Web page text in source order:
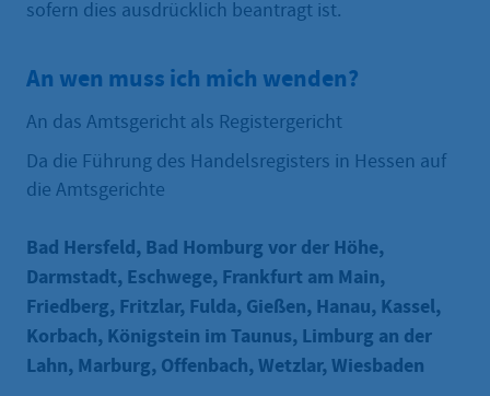
sofern dies ausdrücklich beantragt ist.
An wen muss ich mich wenden?
An das Amtsgericht als Registergericht
Da die Führung des Handelsregisters in Hessen auf
die Amtsgerichte
Bad Hersfeld, Bad Homburg vor der Höhe,
Darmstadt, Eschwege, Frankfurt am Main,
Friedberg, Fritzlar, Fulda, Gießen, Hanau, Kassel,
Korbach, Königstein im Taunus, Limburg an der
Lahn, Marburg, Offenbach, Wetzlar, Wiesbaden